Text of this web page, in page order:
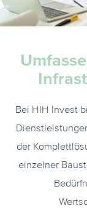
Bei HIH Invest
der
einzelner